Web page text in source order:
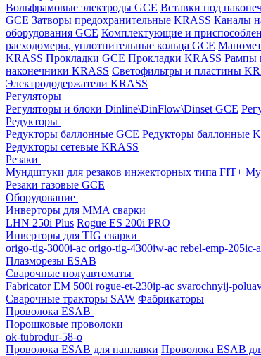
Вольфрамовые электроды GCE Вставки под
GCE Затворы предохранительные KRASS Каналы
оборудования GCE Комплектующие и
расходомеры, уплотнительные кольца GCE
KRASS Прокладки GCE Прокладки KRASS Рампы
наконечники KRASS Светофильтры и пластины
Электрододержатели KRASS
Регуляторы
Регуляторы и блоки Dinline\DinFlow\Dinset GCE
Редукторы
Редукторы баллонные GCE Редукторы баллонные
Редукторы сетевые KRASS
Резаки
Мундштуки для резаков инжекторных типа FIT+
Резаки газовые GCE
Оборудование
Инверторы для MMA сварки
LHN 250i Plus Rogue ES 200i PRO
Инверторы для TIG сварки
origo-tig-3000i-ac origo-tig-4300iw-ac rebel-emp-205ic-
Плазморезы ESAB
Сварочные полуавтоматы
Fabricator EM 500i rogue-et-230ip-ac svarochnyij-
Сварочные тракторы SAW Фабрикаторы
Проволока ESAB
Порошковые проволоки
ok-tubrodur-58-o
Проволока ESAB для наплавки Проволока ESAB